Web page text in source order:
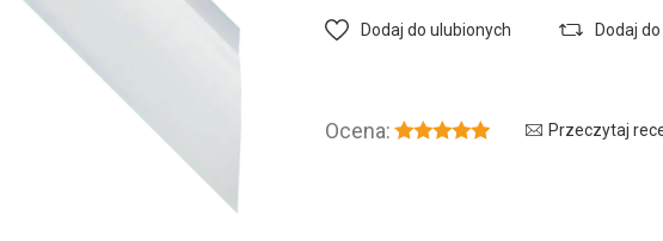
Dodaj do ulubionych Dodaj
Ocena: Przeczytaj